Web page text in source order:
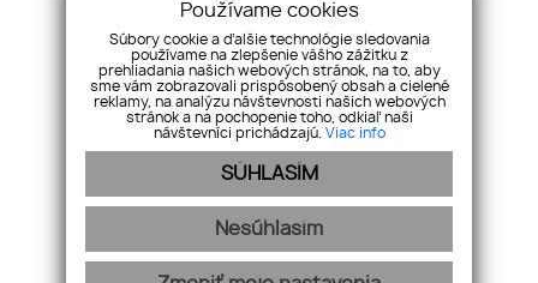
Nehnuteľnosti
O nás
Blog
Náš tím
Pobočky
Odstúpenie od zmluvy
Používame cookies
Súbory cookie a ďalšie technológie sledovania
používame na zlepšenie vášho zážitku z
prehliadania našich webových stránok, na to, aby
sme vám zobrazovali prispôsobený obsah a cielené
reklamy, na analýzu návštevnosti našich webových
stránok a na pochopenie toho, odkiaľ naši
návštevníci prichádzajú. Viac info
SÚHLASÍM
Nesúhlasím